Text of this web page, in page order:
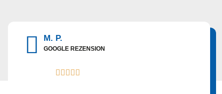
M. P.
GOOGLE REZENSION
    